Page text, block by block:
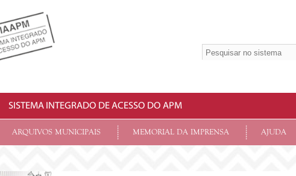
SISTEMA INTEGRADO DE ACESSO DO APM
ARQUIVOS MUNICIPAIS MEMORIAL DA IMPRENSA AJUDA